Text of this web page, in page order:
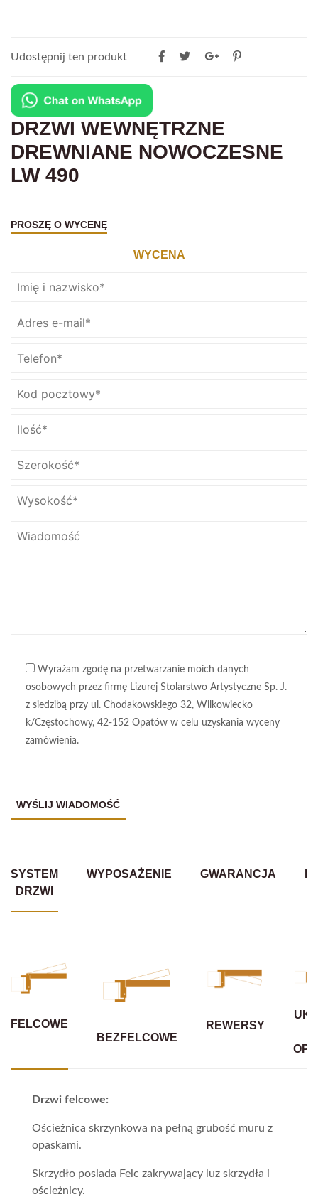
Udostępnij ten produkt
DRZWI WEWNĘTRZNE
DREWNIANE NOWOCZESNE
LW 490
PROSZĘ O WYCENĘ
WYCENA
Wyrażam zgodę na przetwarzanie moich danych
osobowych przez firmę Lizurej Stolarstwo Artystyczne Sp. J.
z siedzibą przy ul. Chodakowskiego 32, Wilkowiecko
k/Częstochowy, 42-152 Opatów w celu uzyskania wyceny
zamówienia.
SYSTEM
DRZWI
WYPOSAŻENIE GWARANCJA
FELCOWE
BEZFELCOWE
REWERSY
Drzwi felcowe:
Ościeżnica skrzynkowa na pełną grubość muru z
opaskami.
Skrzydło posiada Felc zakrywający luz skrzydła i
ościeżnicy.